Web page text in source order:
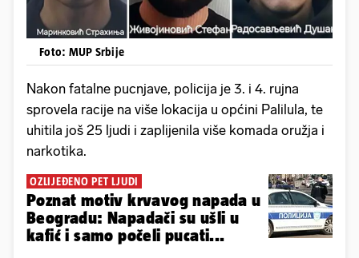
Foto: MUP Srbije
Nakon fatalne pucnjave, policija je 3. i 4. rujna
sprovela racije na više lokacija u općini Palilula, te
uhitila još 25 ljudi i zaplijenila više komada oružja i
narkotika.
OZLIJEĐENO PET LJUDI
Poznat motiv krvavog napada u
Beogradu: Napadači su ušli u
kafić i samo počeli pucati...